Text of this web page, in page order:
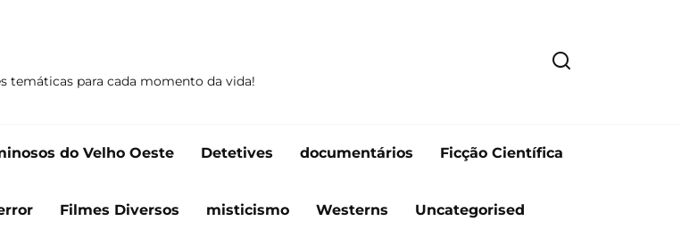
temáticas para cada momento da vida!
do Velho Oeste Detetives documentários Ficção Científica
Filmes Diversos misticismo Westerns Uncategorised